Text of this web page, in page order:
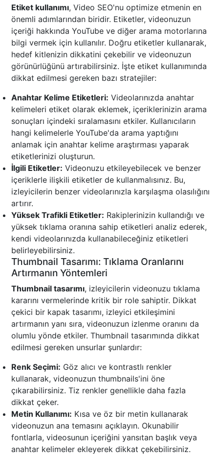
Etiket kullanımı, Video SEO'nu optimize etmenin en
önemli adımlarından biridir. Etiketler, videonuzun
içeriği hakkında YouTube ve diğer arama motorlarına
bilgi vermek için kullanılır. Doğru etiketler kullanarak,
hedef kitlenizin dikkatini çekebilir ve videonuzun
görünürlüğünü artırabilirsiniz. İşte etiket kullanımında
dikkat edilmesi gereken bazı stratejiler:
Anahtar Kelime Etiketleri: Videolarınızda anahtar
kelimeleri etiket olarak eklemek, içeriklerinizin arama
sonuçları içindeki sıralamasını etkiler. Kullanıcıların
hangi kelimelerle YouTube'da arama yaptığını
anlamak için anahtar kelime araştırması yaparak
etiketlerinizi oluşturun.
İlgili Etiketler: Videonuzu etkileyebilecek ve benzer
içeriklerle ilişkili etiketler de kullanmalısınız. Bu,
izleyicilerin benzer videolarınızla karşılaşma olasılığını
artırır.
Yüksek Trafikli Etiketler: Rakiplerinizin kullandığı ve
yüksek tıklama oranına sahip etiketleri analiz ederek,
kendi videolarınızda kullanabileceğiniz etiketleri
belirleyebilirsiniz.
Thumbnail Tasarımı: Tıklama Oranlarını
Artırmanın Yöntemleri
Thumbnail tasarımı, izleyicilerin videonuzu tıklama
kararını vermelerinde kritik bir role sahiptir. Dikkat
çekici bir kapak tasarımı, izleyici etkileşimini
artırmanın yanı sıra, videonuzun izlenme oranını da
olumlu yönde etkiler. Thumbnail tasarımında dikkat
edilmesi gereken unsurlar şunlardır:
Renk Seçimi: Göz alıcı ve kontrastlı renkler
kullanarak, videonuzun thumbnails'ini öne
çıkarabilirsiniz. Tiz renkler genellikle daha fazla
dikkat çeker.
Metin Kullanımı: Kısa ve öz bir metin kullanarak
videonuzun ana temasını açıklayın. Okunabilir
fontlarla, videosunun içeriğini yansıtan başlık veya
anahtar kelimeler ekleyerek dikkat çekebilirsiniz.